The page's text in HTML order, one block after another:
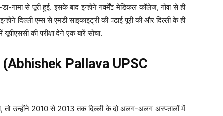
गामा से पूरी हुई. इसके बाद इन्होने गवर्मेंट मेडिकल कॉलेज, गोवा से ही
दिल्ली एम्स से एमडी साइकाइट्री की पढाई पूरी की और दिल्ली के ही
की परीक्षा देने एक बारें सोचा.
(Abhishek Pallava UPSC
तो उन्होंने 2010 से 2013 तक दिल्ली के दो अलग-अलग अस्पतालों में